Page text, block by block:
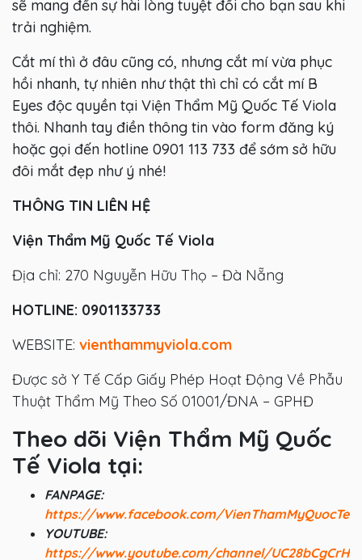
sẽ mang đến sự hài lòng tuyệt đối cho bạn sau khi
trải nghiệm.
Cắt mí thì ở đâu cũng có, nhưng cắt mí vừa phục
hồi nhanh, tự nhiên như thật thì chỉ có cắt mí B
Eyes độc quyền tại Viện Thẩm Mỹ Quốc Tế Viola
thôi. Nhanh tay điền thông tin vào form đăng ký
hoặc gọi đến hotline 0901 113 733 để sớm sở hữu
đôi mắt đẹp như ý nhé!
THÔNG TIN LIÊN HỆ
Viện Thẩm Mỹ Quốc Tế Viola
Địa chỉ: 270 Nguyễn Hữu Thọ – Đà Nẵng
HOTLINE: 0901133733
WEBSITE: vienthammyviola.com
Được sở Y Tế Cấp Giấy Phép Hoạt Động Về Phẫu
Thuật Thẩm Mỹ Theo Số 01001/ĐNA – GPHĐ
Theo dõi Viện Thẩm Mỹ Quốc
Tế Viola tại:
FANPAGE:
https://www.facebook.com/
YOUTUBE:
https://www.youtube.com/channel/